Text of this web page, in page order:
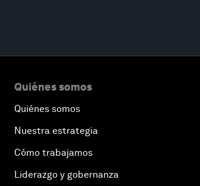
Quiénes somos
Quiénes somos
Nuestra estrategia
Cómo trabajamos
Liderazgo y gobernanza